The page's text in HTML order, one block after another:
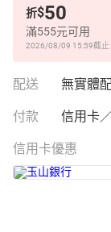
折$50
滿555元可用
2026/08/09 15:59截止
配送 無實體
付款 信用卡
信用卡優惠